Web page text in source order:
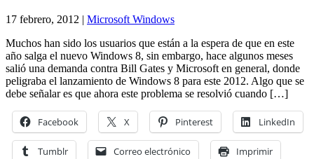
17 febrero, 2012 | Microsoft Windows
Muchos han sido los usuarios que están a la espera de que en este
año salga el nuevo Windows 8, sin embargo, hace algunos meses
salió una demanda contra Bill Gates y Microsoft en general, donde
peligraba el lanzamiento de Windows 8 para este 2012. Algo que se
debe señalar es que ahora este problema se resolvió cuando […]
Facebook X Pinterest LinkedIn
Tumblr Correo electrónico Imprimir